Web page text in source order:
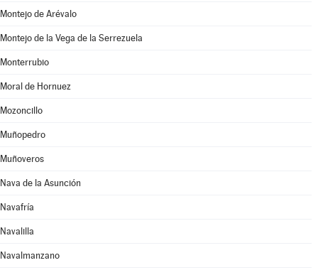
Montejo de Arévalo
Montejo de la Vega de la Serrezuela
Monterrubio
Moral de Hornuez
Mozoncillo
Muñopedro
Muñoveros
Nava de la Asunción
Navafría
Navalilla
Navalmanzano